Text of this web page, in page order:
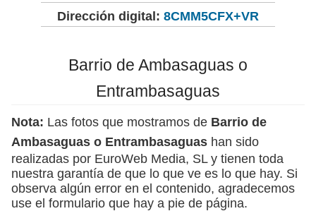
Dirección digital: 8CMM5CFX+VR
Barrio de Ambasaguas o
Entrambasaguas
Nota: Las fotos que mostramos de Barrio de
Ambasaguas o Entrambasaguas han sido
realizadas por EuroWeb Media, SL y tienen toda
nuestra garantía de que lo que ve es lo que hay. Si
observa algún error en el contenido, agradecemos
use el formulario que hay a pie de página.